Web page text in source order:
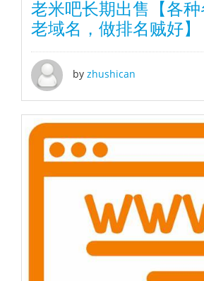
老米吧长期出售【各种
老域名，做排名贼好】
by zhushican